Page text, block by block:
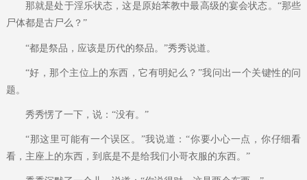
那就是处于淫乐状态，这是原始苯教中最高级的宴会状态。“那些
尸体都是古尸么？”
“都是祭品，应该是历代的祭品。”秀秀说道。
“好，那个主位上的东西，它有明妃么？”我问出一个关键性的问
题。
秀秀愣了一下，说：“没有。”
“那这里可能有一个误区。”我说道：“你要小心一点，你仔细看
看，主座上的东西，到底是不是给我们小哥衣服的东西。”